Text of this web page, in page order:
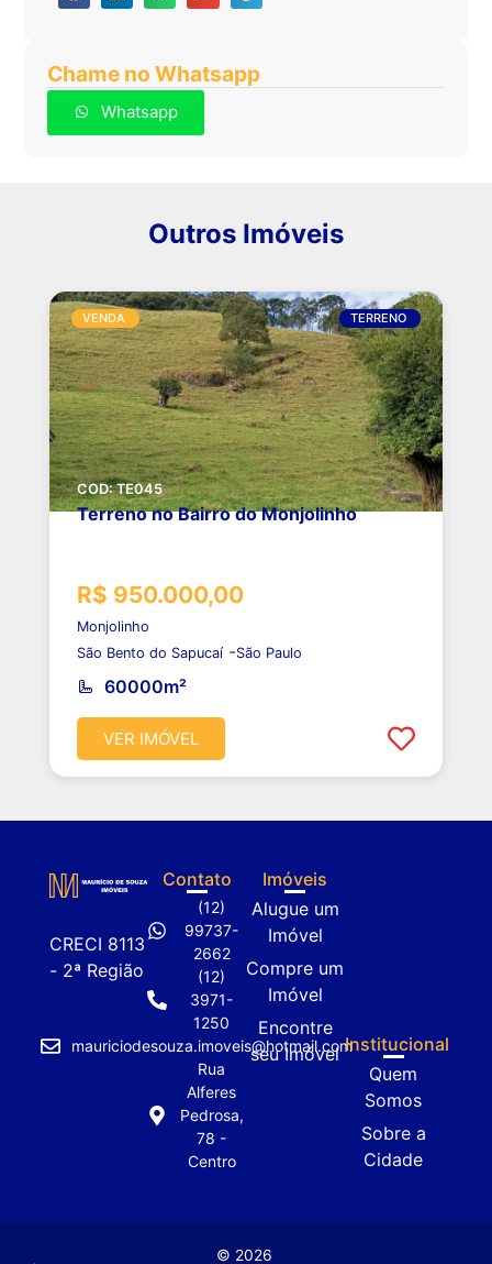
Chame no Whatsapp
Whatsapp
Outros Imóveis
VENDA TERRENO
COD: TE045
Terreno no Bairro do Monjolinho
R$ 950.000,00
Monjolinho
São Bento do Sapucaí-São Paulo
60000m²
VER IMÓVEL
CRECI 8113
- 2ª Região
Contato
(12)
99737-
2662
(12)
3971-
1250
mauriciodesouza.imoveis@hotmail.com
Rua
Alferes
Pedrosa,
78 -
Centro
Imóveis
Alugue um
Imóvel
Compre um
Imóvel
Encontre
seu Imóvel Institucional
Quem
Somos
Sobre a
Cidade
© 2026